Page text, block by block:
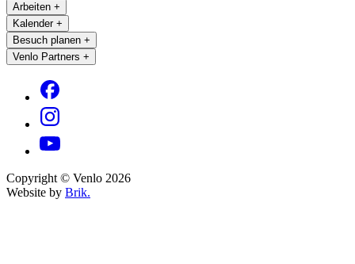
Arbeiten +
Kalender +
Besuch planen +
Venlo Partners +
Copyright © Venlo 2026
Website by Brik.